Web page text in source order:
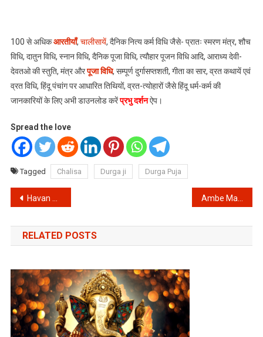
100 से अधिकआरतीयाँ, चालीसायें, दैनिक नित्य कर्म विधि जैसे- प्रातः स्मरण मंत्र, शौच
विधि, दातुन विधि, स्नान विधि, दैनिक पूजा विधि, त्यौहार पूजन विधि आदि, आराध्य देवी-
देवतओ की स्तुति, मंत्र औरपूजा विधि, सम्पूर्ण दुर्गासप्तशती, गीता का सार, व्रत कथायें एवं
व्रत विधि, हिंदू पंचांग पर आधारित तिथियों, व्रत-त्योहारों जैसे हिंदू धर्म-कर्म की
जानकारियों के लिए अभी डाउनलोड करेंप्रभु दर्शनऐप।
Spread the love
Tagged Chalisa Durga ji Durga Puja
Post
navigation
Havan Yagya: यज्ञ हवन करने वालों को रखना चाहिए इन का विशेष ध्यान || यज्ञकर्ताओं के लिए अनुशासन
RELATED POSTS